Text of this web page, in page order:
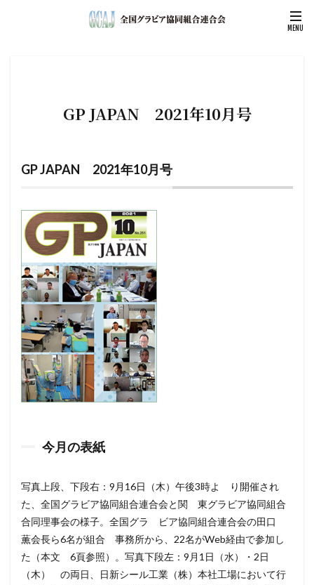
GP JAPAN 2021年10月号
GP JAPAN 2021年10月号
今月の表紙
写真上段、下段右：9月16日（木）午後3時よ り開催され
た、全国グラビア協同組合連合会と関 東グラビア協同組合
合同理事会の様子。全国グラ ビア協同組合連合会の田口
薫会長ら6名が組合 事務所から、22名がWeb経由で参加し
た（本文 6頁参照）。写真下段左：9月1日（水）・2日
（木） の両日、日新シール工業（株）本社工場において行